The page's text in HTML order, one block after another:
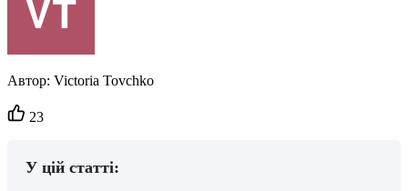
Автор: Victoria Tovchko
Кількість
вподобайок:
23
У цій статті: